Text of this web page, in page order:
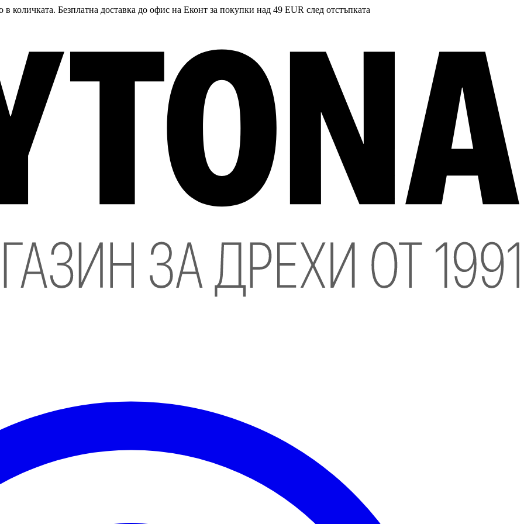
количката. Безплатна доставка до офис на Еконт за покупки над 49 EUR след отстъпката